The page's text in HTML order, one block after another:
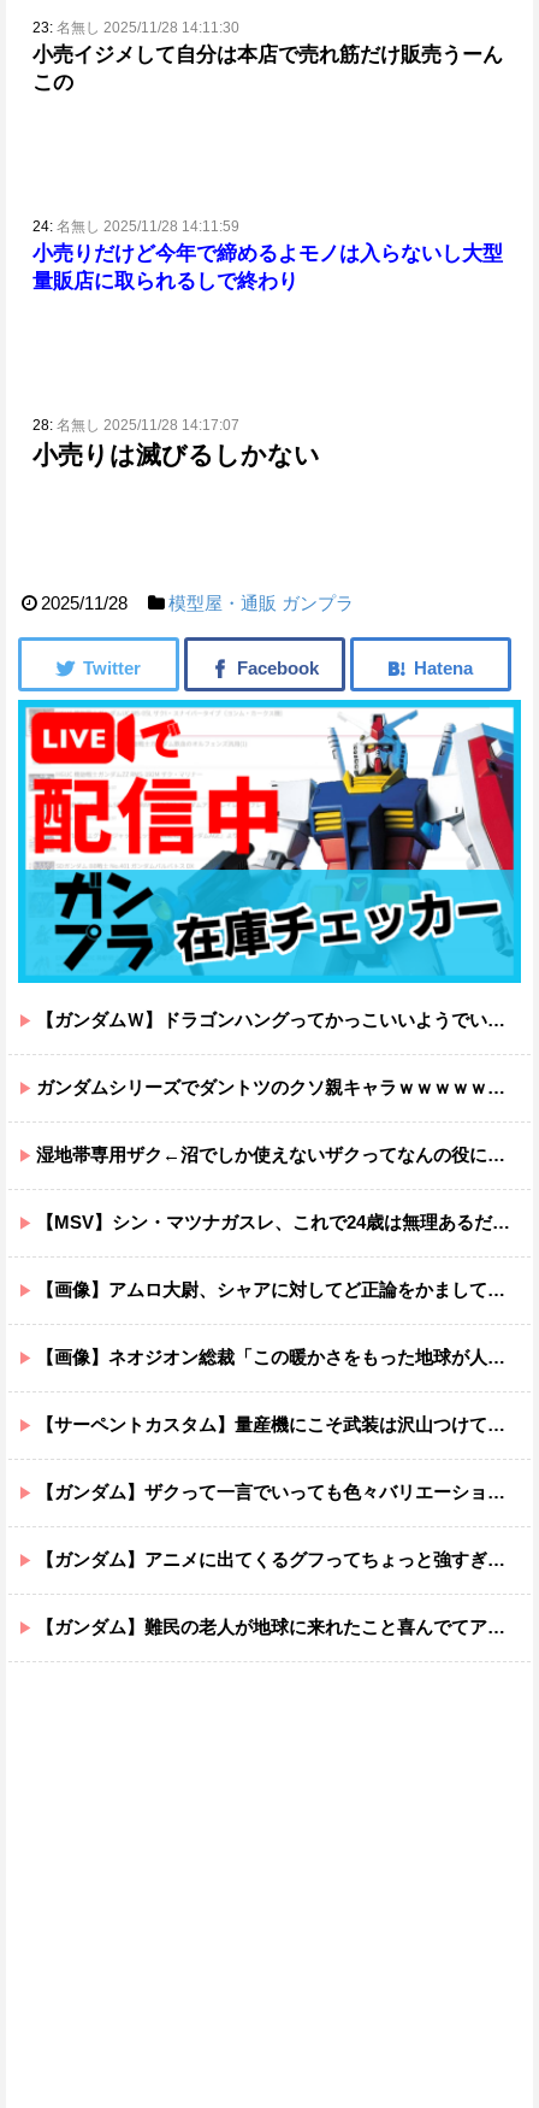
23: 名無し 2025/11/28 14:11:30
小売イジメして自分は本店で売れ筋だけ販売うーん
この
24: 名無し 2025/11/28 14:11:59
小売りだけど今年で締めるよモノは入らないし大型
量販店に取られるしで終わり
28: 名無し 2025/11/28 14:17:07
小売りは滅びるしかない
2025/11/28 模型屋・通販 ガンプラ
【ガンダムＷ】ドラゴンハングってかっこいいようでいて実は全然かっこよくないのでは？
ガンダムシリーズでダントツのクソ親キャラｗｗｗｗｗｗｗｗｗｗｗｗ
湿地帯専用ザク←沼でしか使えないザクってなんの役に立つ設定なんだ？
【MSV】シン・マツナガスレ、これで24歳は無理あるだろ…
【画像】アムロ大尉、シャアに対してど正論をかましてしまうｗｗｗｗｗｗｗｗｗｗ
【画像】ネオジオン総裁「この暖かさをもった地球が人間さえ破壊するんだ（汗だく）」
【サーペントカスタム】量産機にこそ武装は沢山つけてほしいよね
【ガンダム】ザクって一言でいっても色々バリエーションがあるよね
【ガンダム】アニメに出てくるグフってちょっと強すぎじゃない？
【ガンダム】難民の老人が地球に来れたこと喜んでてアレ？連邦もやってることヤバくない？ってなる